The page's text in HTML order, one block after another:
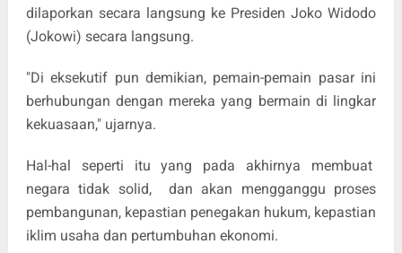
dilaporkan secara langsung ke Presiden Joko Widodo
(Jokowi) secara langsung.
"Di eksekutif pun demikian, pemain-pemain pasar ini
berhubungan dengan mereka yang bermain di lingkar
kekuasaan," ujarnya.
Hal-hal seperti itu yang pada akhirnya membuat
negara tidak solid, dan akan mengganggu proses
pembangunan, kepastian penegakan hukum, kepastian
iklim usaha dan pertumbuhan ekonomi.